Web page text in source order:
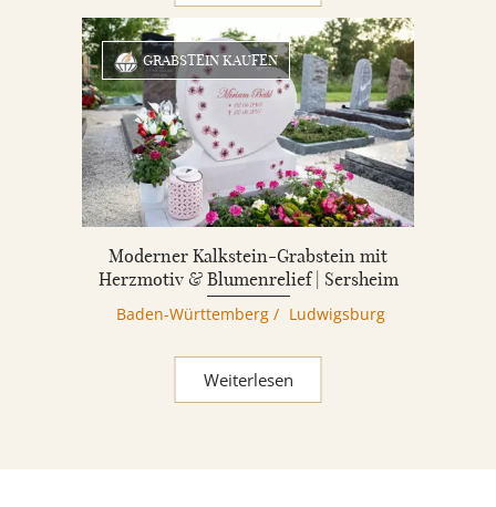
GRABSTEIN KAUFEN
Moderner Kalkstein-Grabstein mit
Herzmotiv & Blumenrelief | Sersheim
Baden-Württemberg / Ludwigsburg
Weiterlesen